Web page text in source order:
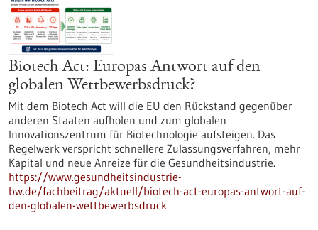
Biotech Act: Europas Antwort auf den
globalen Wettbewerbsdruck?
Mit dem Biotech Act will die EU den Rückstand gegenüber
anderen Staaten aufholen und zum globalen
Innovationszentrum für Biotechnologie aufsteigen. Das
Regelwerk verspricht schnellere Zulassungsverfahren, mehr
Kapital und neue Anreize für die Gesundheitsindustrie.
https://www.gesundheitsindustrie-
bw.de/fachbeitrag/aktuell/biotech-act-europas-antwort-auf-
den-globalen-wettbewerbsdruck